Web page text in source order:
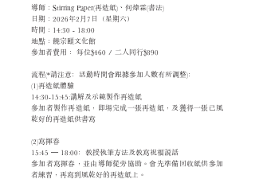
導師：Stirring Paper(再造紙)、何煒霖(書法)
日期：2026年2月7日（星期六）
時間：14:30 - 18:00
地點：饒宗頤文化館
參加者費用： 每位$460 / 二人同行$890
流程(*請注意﹕活動時間會跟據參加人數有所調整)﹕
(1)再造紙體驗
14:30-15:45:講解及示範製作再造紙
參加者製作再造紙，即場完成一張再造紙，及獲得一張已風
乾好的再造紙供書寫
(2)寫揮春
15:45 – 18:00﹕教授執筆方法及教寫祝福說話
參加者寫揮春，並由導師從旁協助。會先準備回收紙供參加
者練習，再寫到風乾好的再造紙上。